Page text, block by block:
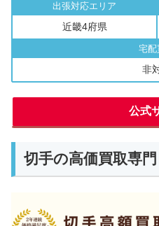
出張対応エリア
近畿4府県
宅配
非
公式
切手の高価買取専門